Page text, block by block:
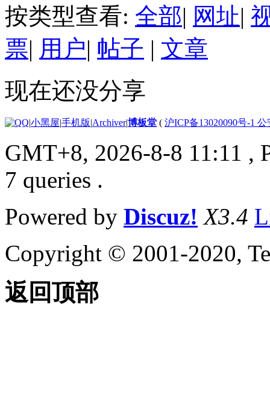
按类型查看: 全部| 网址|
票| 用户| 帖子 | 文章
现在还没分享
|小黑屋|手机版|Archiver|博板堂 ( 沪ICP备13020090号-1
GMT+8, 2026-8-8 11:11 ,
7 queries .
Powered by Discuz! X3.4
Copyright © 2001-2020,
返回顶部